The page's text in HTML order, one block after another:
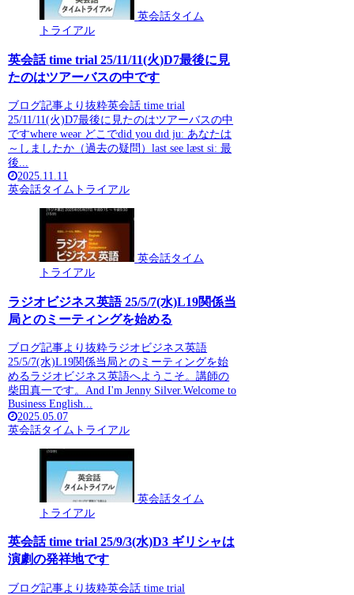
英会話タイム
トライアル
英会話 time trial 25/11/11(火)D7最後に見
たのはツアーバスの中です
ブログ記事より抜粋英会話 time trial
25/11/11(火)D7最後に見たのはツアーバスの中
ですwhere weər どこでdid you dɪd juː あなたは
～しましたか（過去の疑問）last see læst siː 最
後...
2025.11.11
英会話タイムトライアル
英会話タイム
トライアル
ラジオビジネス英語 25/5/7(水)L19関係当
局とのミーティングを始める
ブログ記事より抜粋ラジオビジネス英語
25/5/7(水)L19関係当局とのミーティングを始
めるラジオビジネス英語へようこそ。講師の
柴田真一です。And I'm Jenny Silver.Welcome to
Business English...
2025.05.07
英会話タイムトライアル
英会話タイム
トライアル
英会話 time trial 25/9/3(水)D3 ギリシャは
演劇の発祥地です
ブログ記事より抜粋英会話 time trial